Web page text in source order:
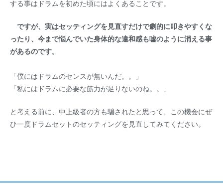
する事はドラムを初めた頃にはよくあることです。
ですが、実はセッティングを見直すだけで劇的に叩きやすくな
ったり、今まで悩んでいた身体的な違和感も嘘のように消える事
があるのです。
「僕にはドラムのセンスが無いんだ。。」
「私にはドラムに必要な筋力が足りないのね。。」
と考える前に、中上級者の方も騙されたと思って、この機会にぜ
ひ一度ドラムセットのセッティングを見直してみてください。